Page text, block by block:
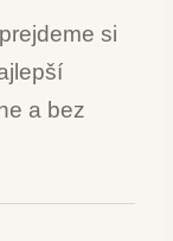
si
a bez